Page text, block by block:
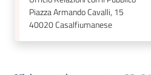
Piazza Armando Cavalli, 15
40020Casalfiumanese